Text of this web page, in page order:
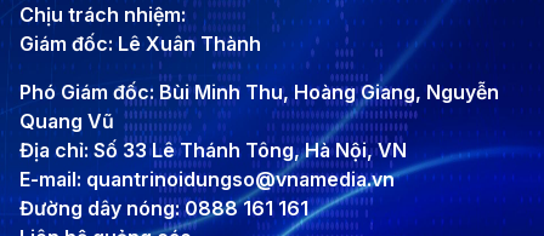
Chịu trách nhiệm:
Giám đốc: Lê Xuân Thành
Phó Giám đốc: Bùi Minh Thu, Hoàng Giang, Nguyễn
Quang Vũ
Địa chỉ: Số 33 Lê Thánh Tông, Hà Nội, VN
E-mail: quantrinoidungso@vnamedia.vn
Đường dây nóng: 0888 161 161